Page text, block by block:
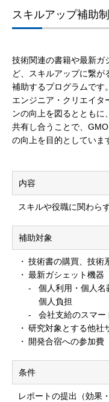
スキルアップ補助
技術関連の書籍や最新ガ
ど、スキルアップに繋
補助するプログラムです。
エンジニア・クリエイタ
ンの向上を図るととも
共有し合うことで、
の向上を目的としていま
内容
スキルや役職に関わら
補助対象
技術書の購買、技術
最新ガシェット機器
個人利用・個人
個人負担
会社支給のスマー
研究対象とする他社
開発合宿への参加費
条件
レポートの提出（効果